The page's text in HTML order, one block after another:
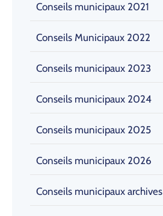
Conseils municipaux 2021
Conseils Municipaux 2022
Conseils municipaux 2023
Conseils municipaux 2024
Conseils municipaux 2025
Conseils municipaux 2026
Conseils municipaux archives